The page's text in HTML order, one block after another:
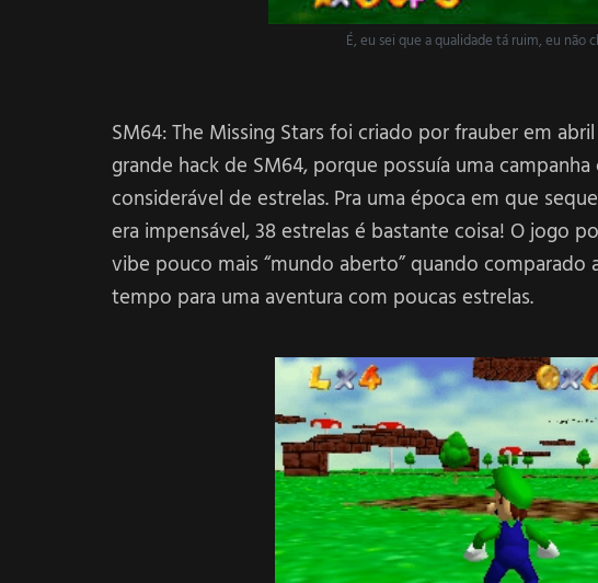
É, eu sei que a qualidade tá ruim, eu não
SM64: The Missing Stars foi criado por frauber em
grande hack de SM64, porque possuía uma
considerável de estrelas. Pra uma época em que
era impensável, 38 estrelas é bastante coisa! O jogo
vibe pouco mais “mundo aberto” quando
tempo para uma aventura com poucas estrelas.